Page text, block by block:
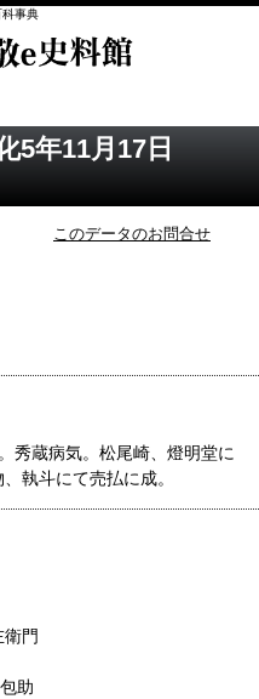
科事典
5年11月17日
このデータのお問合せ
秀蔵病気。松尾崎、燈明堂に
執斗にて売払に成。
門
助